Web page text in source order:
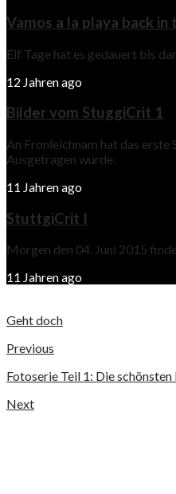
Vamos a la playa back
Elf Tage hat es gedauert bis
12 Jahren ago
Bilder vom StuggiCrit 1
An Fronleichnam hat das
Ausgetragen wurde.
11 Jahren ago
StuttgiCrit I
Morgen den 04. Juni 2015
11 Jahren ago
Geht doch
Previous
Fotoserie Teil 1: Die
Next